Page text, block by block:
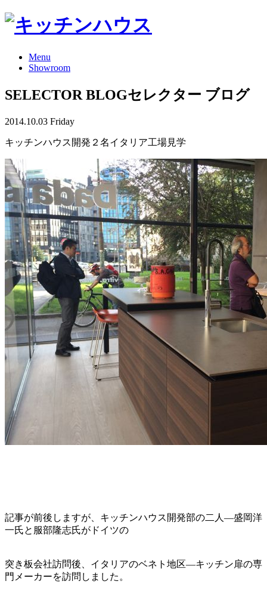
Menu
Showroom
SELECTOR BLOGセレクター ブログ
2014.10.03 Friday
キッチンハウス開発２名イタリア工場見学
記事が前後しますが、キッチンハウス開発部の二人―盛岡洋
一氏と服部隆志氏がドイツの
突き板会社訪問後、イタリアのベネト地区―キッチン扉の専
門メーカーを訪問しました。